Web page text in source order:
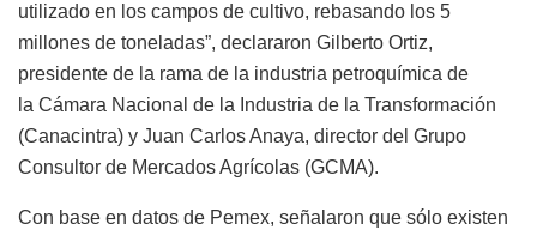
utilizado en los campos de cultivo, rebasando los 5
millones de toneladas”, declararon Gilberto Ortiz,
presidente de la rama de la industria petroquímica de
la Cámara Nacional de la Industria de la Transformación
(Canacintra) y Juan Carlos Anaya, director del Grupo
Consultor de Mercados Agrícolas (GCMA).
Con base en datos de Pemex, señalaron que sólo existen